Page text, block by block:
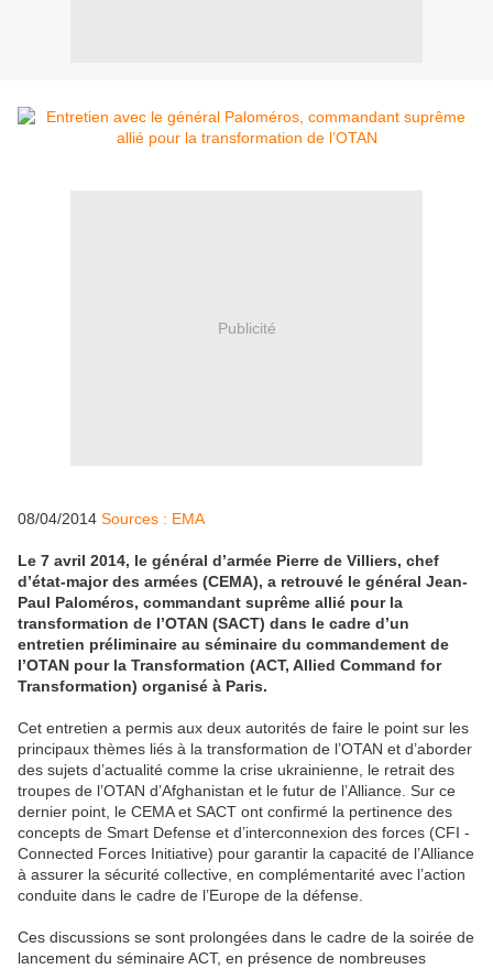
Publicité
08/04/2014 Sources : EMA
Le 7 avril 2014, le général d’armée Pierre de Villiers, chef
d’état-major des armées (CEMA), a retrouvé le général Jean-
Paul Paloméros, commandant suprême allié pour la
transformation de l’OTAN (SACT) dans le cadre d’un
entretien préliminaire au séminaire du commandement de
l’OTAN pour la Transformation (ACT, Allied Command for
Transformation) organisé à Paris.
Cet entretien a permis aux deux autorités de faire le point sur les
principaux thèmes liés à la transformation de l’OTAN et d’aborder
des sujets d’actualité comme la crise ukrainienne, le retrait des
troupes de l’OTAN d’Afghanistan et le futur de l’Alliance. Sur ce
dernier point, le CEMA et SACT ont confirmé la pertinence des
concepts de Smart Defense et d’interconnexion des forces (CFI -
Connected Forces Initiative) pour garantir la capacité de l’Alliance
à assurer la sécurité collective, en complémentarité avec l’action
conduite dans le cadre de l’Europe de la défense.
Ces discussions se sont prolongées dans le cadre de la soirée de
lancement du séminaire ACT, en présence de nombreuses